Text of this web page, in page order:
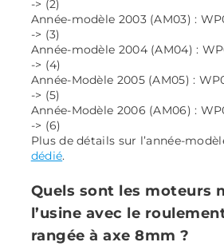
-> (2)
Année-modèle 2003 (AM03) :
-> (3)
Année-modèle 2004 (AM04) :
-> (4)
Année-Modèle 2005 (AM05) :
-> (5)
Année-Modèle 2006 (AM06) :
-> (6)
Plus de détails sur l’année-
dédié.
Quels sont les moteurs
l’usine avec le
rangée à axe 8mm ?